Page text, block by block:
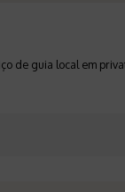
de guia local em